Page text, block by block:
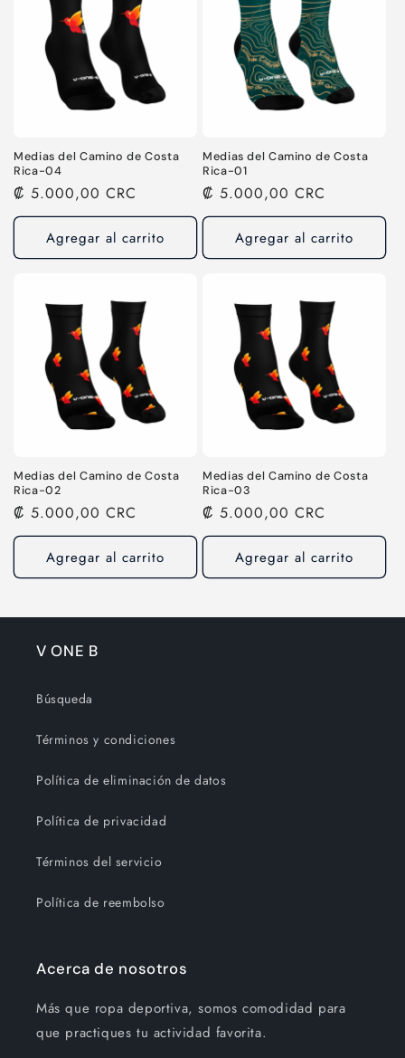
Medias del Camino de Costa
Rica-04
Precio
habitual
₡ 5.000,00 CRC
Agregar al carrito
Medias del Camino de Costa
Rica-01
Precio
habitual
₡ 5.000,00 CRC
Agregar al carrito
Medias del Camino de Costa
Rica-02
Precio
habitual
₡ 5.000,00 CRC
Agregar al carrito
Medias del Camino de Costa
Rica-03
Precio
habitual
₡ 5.000,00 CRC
Agregar al carrito
V ONE B
Búsqueda
Términos y condiciones
Política de eliminación de datos
Política de privacidad
Términos del servicio
Política de reembolso
Acerca de nosotros
Más que ropa deportiva, somos comodidad para
que practiques tu actividad favorita.